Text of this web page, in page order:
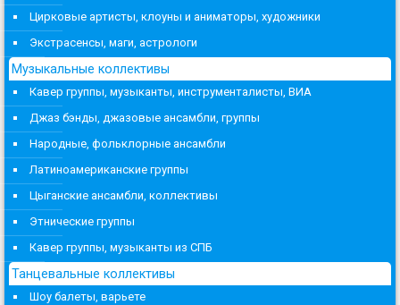
Цирковые артисты, клоуны и аниматоры, художники
Экстрасенсы, маги, астрологи
Музыкальные коллективы
Кавер группы, музыканты, инструменталисты, ВИА
Джаз бэнды, джазовые ансамбли, группы
Народные, фольклорные ансамбли
Латиноамериканские группы
Цыганские ансамбли, коллективы
Этнические группы
Кавер группы, музыканты из СПБ
Танцевальные коллективы
Шоу балеты, варьете